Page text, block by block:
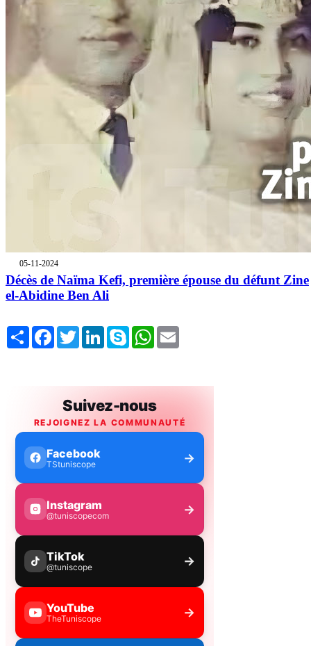
05-11-2024
Décès de Naïma Kefi, première épouse du défunt Zine
el-Abidine Ben Ali
Share FacebookTwitterLinkedInSkype WhatsApp